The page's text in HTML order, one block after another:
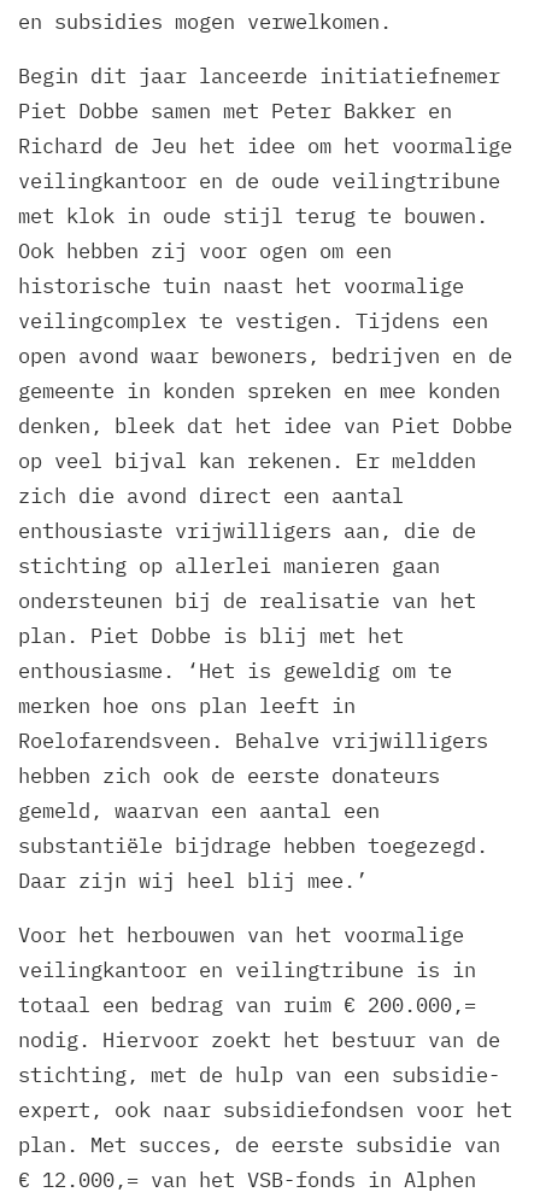
en subsidies mogen verwelkomen.
Begin dit jaar lanceerde initiatiefnemer
Piet Dobbe samen met Peter Bakker en
Richard de Jeu het idee om het voormalige
veilingkantoor en de oude veilingtribune
met klok in oude stijl terug te bouwen.
Ook hebben zij voor ogen om een
historische tuin naast het voormalige
veilingcomplex te vestigen. Tijdens een
open avond waar bewoners, bedrijven en de
gemeente in konden spreken en mee konden
denken, bleek dat het idee van Piet Dobbe
op veel bijval kan rekenen. Er meldden
zich die avond direct een aantal
enthousiaste vrijwilligers aan, die de
stichting op allerlei manieren gaan
ondersteunen bij de realisatie van het
plan. Piet Dobbe is blij met het
enthousiasme. ‘Het is geweldig om te
merken hoe ons plan leeft in
Roelofarendsveen. Behalve vrijwilligers
hebben zich ook de eerste donateurs
gemeld, waarvan een aantal een
substantiële bijdrage hebben toegezegd.
Daar zijn wij heel blij mee.’
Voor het herbouwen van het voormalige
veilingkantoor en veilingtribune is in
totaal een bedrag van ruim € 200.000,=
nodig. Hiervoor zoekt het bestuur van de
stichting, met de hulp van een subsidie-
expert, ook naar subsidiefondsen voor het
plan. Met succes, de eerste subsidie van
€ 12.000,= van het VSB-fonds in Alphen